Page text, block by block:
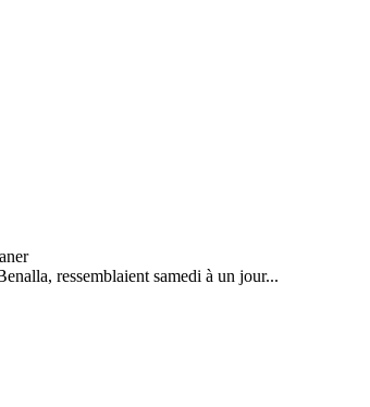
ressemblaient samedi à un jour...